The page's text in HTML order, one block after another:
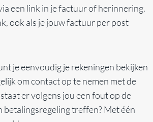
een link in je factuur of herinnering.
ook als je jouw factuur per post
je eenvoudig je rekeningen bekijken
om contact op te nemen met de
er volgens jou een fout op de
betalingsregeling treffen? Met één